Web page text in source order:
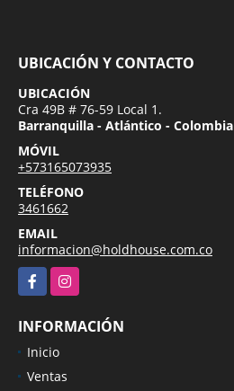
UBICACIÓN Y CONTACTO
UBICACIÓN
Cra 49B # 76-59 Local 1.
Barranquilla - Atlántico - Colombia
MÓVIL
+573165073935
TELÉFONO
3461662
EMAIL
informacion@holdhouse.com.co
FacebookInstagram
INFORMACIÓN
Inicio
Ventas